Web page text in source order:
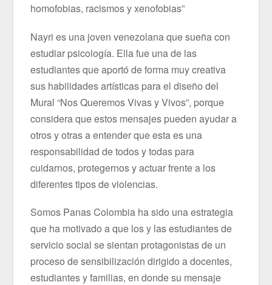
homofobias, racismos y xenofobias”
Nayri es una joven venezolana que sueña con
estudiar psicología. Ella fue una de las
estudiantes que aportó de forma muy creativa
sus habilidades artísticas para el diseño del
Mural “Nos Queremos Vivas y Vivos”, porque
considera que estos mensajes pueden ayudar a
otros y otras a entender que esta es una
responsabilidad de todos y todas para
cuidarnos, protegernos y actuar frente a los
diferentes tipos de violencias.
Somos Panas Colombia ha sido una estrategia
que ha motivado a que los y las estudiantes de
servicio social se sientan protagonistas de un
proceso de sensibilización dirigido a docentes,
estudiantes y familias, en donde su mensaje